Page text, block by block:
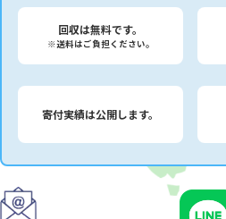
回収は無料です。
※送料はご負担ください。
寄付実績は公開します。